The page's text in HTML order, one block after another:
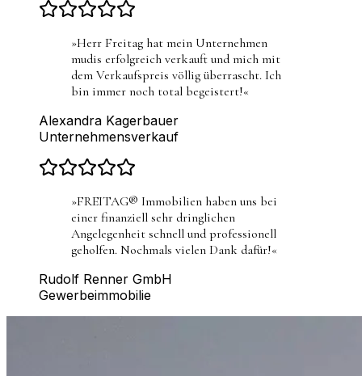
»Herr Freitag hat mein Unternehmen
mudis erfolgreich verkauft und mich mit
dem Verkaufspreis völlig überrascht. Ich
bin immer noch total begeistert!«
Alexandra Kagerbauer
Unternehmensverkauf
»FREITAG® Immobilien haben uns bei
einer finanziell sehr dringlichen
Angelegenheit schnell und professionell
geholfen. Nochmals vielen Dank dafür!«
Rudolf Renner GmbH
Gewerbeimmobilie